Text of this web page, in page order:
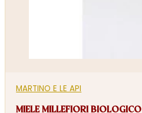
MARTINO E LE API
MIELE MILLEFIORI BIOLOGICO